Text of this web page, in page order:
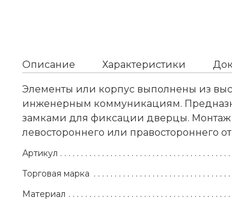
Описание Характеристики
Элементы или корпус выполнены из
инженерным коммуникациям.
замками для фиксации дверцы. Монтаж
левостороннего или правостороннего
Артикул
Торговая марка
Материал